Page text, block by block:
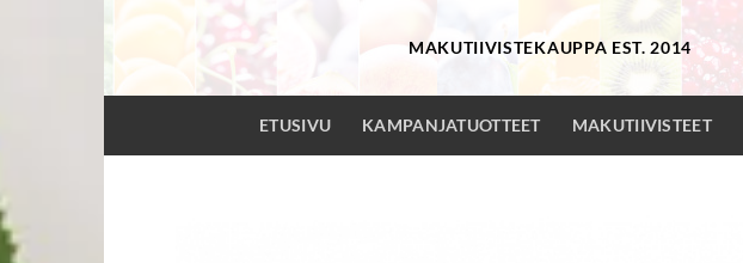
MAKUTIIVISTEKAUPPA EST. 2014
ETUSIVU KAMPANJATUOTTEET MAKUTIIVISTEET